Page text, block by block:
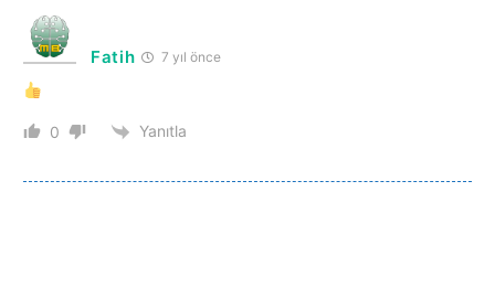
Fatih 7 yıl önce
0 Yanıtla